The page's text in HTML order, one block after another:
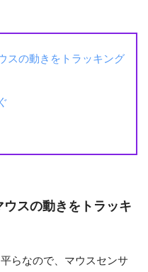
スの動きをトラッキング
スの動きをトラッキ
らなので、マウスセンサ